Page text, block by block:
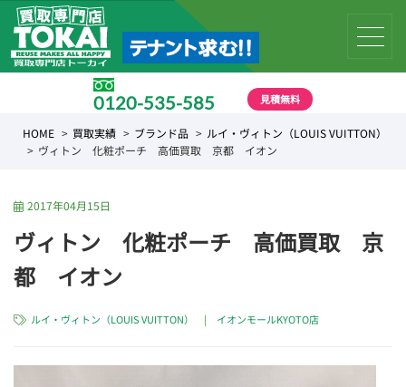
0120-535-585 見積無料
HOME 買取実績 ブランド品
ルイ・ヴィトン（LOUIS VUITTON）
ヴィトン 化粧ポーチ 高価買取 京都 イオン
2017年04月15日
ヴィトン 化粧ポーチ 高価買取 京
都 イオン
ルイ・ヴィトン（LOUIS VUITTON） | イオンモールKYOTO店